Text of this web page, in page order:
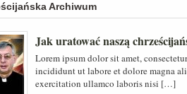
Archiwum
Jak uratować naszą
Lorem ipsum dolor sit amet,
incididunt ut labore et dolore magna
exercitation ullamco laboris nisi […]